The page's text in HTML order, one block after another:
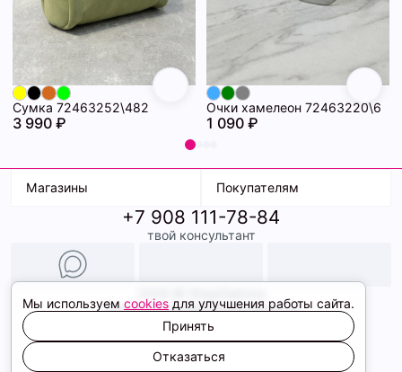
Сумка 72463252\482
3 990 ₽
Очки хамелеон 72463220\6
1 090 ₽
Магазины
ТК Терминал
ТРК Континент
Покупателям
Доставка
Условия оплаты
Образы
+7 908 111-78-84
твой консультант
Политика конфиденциальности
Соглашение cookie
Сайт создали
Мы используем cookies для улучшения работы сайта.
Принять
Отказаться